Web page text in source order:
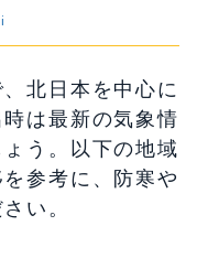
北日本を中心に
は最新の気象情
う。以下の地域
参考に、防寒や
い。